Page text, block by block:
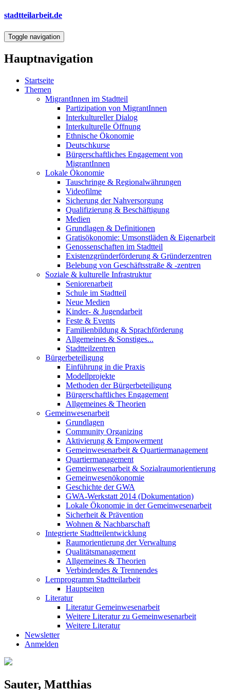
Direkt
Inhalt
stadtteilarbeit.de
Toggle navigation
Hauptnavigation
Startseite
Themen
MigrantInnen im Stadtteil
Partizipation von MigrantInnen
Interkultureller Dialog
Interkulturelle Öffnung
Ethnische Ökonomie
Deutschkurse
Bürgerschaftliches Engagement von
MigrantInnen
Lokale Ökonomie
Tauschringe & Regionalwährungen
Videofilme
Sicherung der Nahversorgung
Qualifizierung & Beschäftigung
Medien
Grundlagen & Definitionen
Gratisökonomie: Umsonstläden & Eigenarbeit
Genossenschaften im Stadtteil
Existenzgründerförderung & Gründerzentren
Belebung von Geschäftsstraße & -zentren
Soziale & kulturelle Infrastruktur
Seniorenarbeit
Schule im Stadtteil
Neue Medien
Kinder- & Jugendarbeit
Feste & Events
Familienbildung & Sprachförderung
Allgemeines & Sonstiges...
Stadtteilzentren
Bürgerbeteiligung
Einführung in die Praxis
Modellprojekte
Methoden der Bürgerbeteiligung
Bürgerschaftliches Engagement
Allgemeines & Theorien
Gemeinwesenarbeit
Grundlagen
Community Organizing
Aktivierung & Empowerment
Gemeinwesenarbeit & Quartiermanagement
Quartiermanagement
Gemeinwesenarbeit & Sozialraumorientierung
Gemeinwesenökonomie
Geschichte der GWA
GWA-Werkstatt 2014 (Dokumentation)
Lokale Ökonomie in der Gemeinwesenarbeit
Sicherheit & Prävention
Wohnen & Nachbarschaft
Integrierte Stadtteilentwicklung
Raumorientierung der Verwaltung
Qualitätsmanagement
Allgemeines & Theorien
Verbindendes & Trennendes
Lernprogramm Stadtteilarbeit
Hauptseiten
Literatur
Literatur Gemeinwesenarbeit
Weitere Literatur zu Gemeinwesenarbeit
Weitere Literatur
Newsletter
Anmelden
Sauter, Matthias